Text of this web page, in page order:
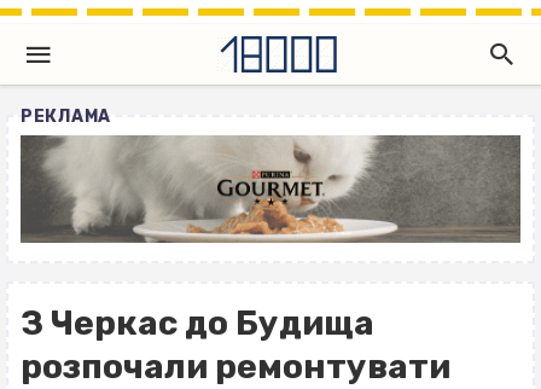
РЕКЛАМА
З Черкас до Будища
розпочали ремонтувати